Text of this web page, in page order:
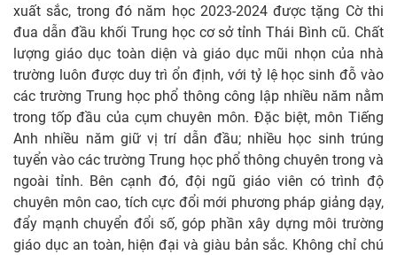
xuất sắc, trong đó năm học 2023-2024 được tặng Cờ thi
đua dẫn đầu khối Trung học cơ sở tỉnh Thái Bình cũ. Chất
lượng giáo dục toàn diện và giáo dục mũi nhọn của nhà
trường luôn được duy trì ổn định, với tỷ lệ học sinh đỗ vào
các trường Trung học phổ thông công lập nhiều năm nằm
trong tốp đầu của cụm chuyên môn. Đặc biệt, môn Tiếng
Anh nhiều năm giữ vị trí dẫn đầu; nhiều học sinh trúng
tuyển vào các trường Trung học phổ thông chuyên trong và
ngoài tỉnh. Bên cạnh đó, đội ngũ giáo viên có trình độ
chuyên môn cao, tích cực đổi mới phương pháp giảng dạy,
đẩy mạnh chuyển đổi số, góp phần xây dựng môi trường
giáo dục an toàn, hiện đại và giàu bản sắc. Không chỉ chú